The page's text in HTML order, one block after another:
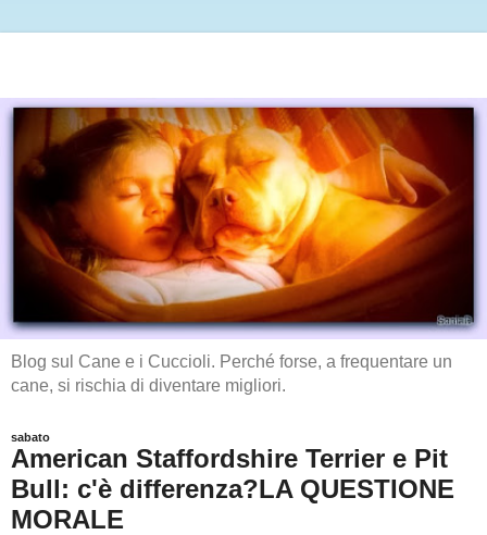
Blog sul Cane e i Cuccioli. Perché forse, a frequentare un
cane, si rischia di diventare migliori.
sabato
American Staffordshire Terrier e Pit
Bull: c'è differenza?LA QUESTIONE
MORALE